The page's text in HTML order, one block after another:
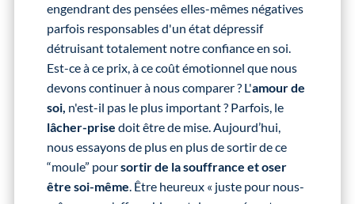
engendrant des pensées elles-mêmes négatives
parfois responsables d'un état dépressif
détruisant totalement notre confiance en soi.
Est-ce à ce prix, à ce coût émotionnel que nous
devons continuer à nous comparer ? L'amour de
soi, n'est-il pas le plus important ? Parfois, le
lâcher-prise doit être de mise. Aujourd’hui,
nous essayons de plus en plus de sortir de ce
“moule” poursortir de la souffrance et oser
être soi-même. Être heureux « juste pour nous-